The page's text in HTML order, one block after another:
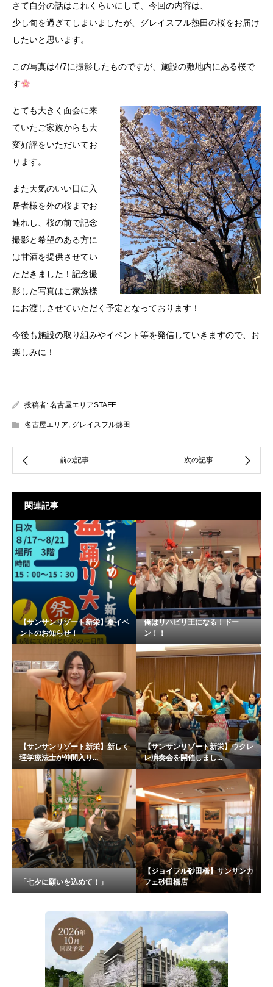
さて自分の話はこれくらいにして、今回の内容は、
少し旬を過ぎてしまいましたが、グレイスフル熱田の桜をお届け
したいと思います。
この写真は4/7に撮影したものですが、施設の敷地内にある桜で
す
とても大きく面会に来
ていたご家族からも大
変好評をいただいてお
ります。
また天気のいい日に入
居者様を外の桜までお
連れし、桜の前で記念
撮影と希望のある方に
は甘酒を提供させてい
ただきました！ 記念撮
影した写真はご家族様
にお渡しさせていただく予定となっております！
今後も施設の取り組みやイベント等を発信していきますので、お
楽しみに！
投稿者: 名古屋エリアSTAFF
名古屋エリア, グレイスフル熱田
関連記事
【サンサンリゾート新栄】夏イベ
ントのお知らせ！
俺はリハビリ王になる！ドー
ン！！
【サンサンリゾート新栄】新しく
理学療法士が仲間入り...
【サンサンリゾート新栄】ウクレ
レ演奏会を開催しまし...
「七夕に願いを込めて！」
【ジョイフル砂田橋】サンサンカ
フェ砂田橋店